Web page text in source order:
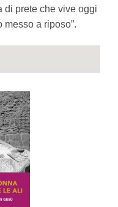
di prete che vive oggi
a riposo”.